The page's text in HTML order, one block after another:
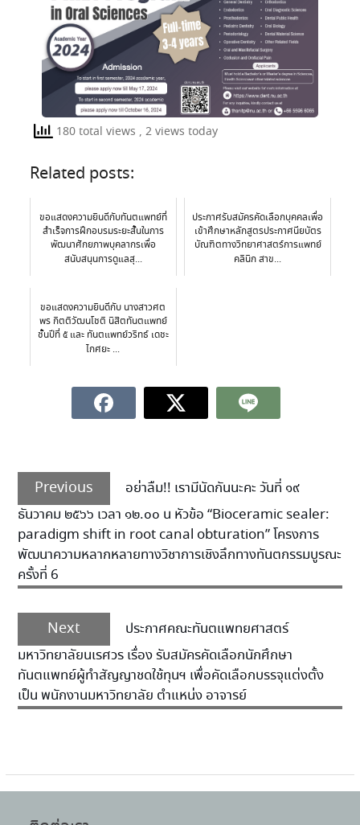
180 total views , 2 views today
Related posts:
ขอแสดงความยินดีกับทันตแพทย์ที่
สำเร็จการฝึกอบรมระยะสั้นในการ
พัฒนาศักยภาพบุคลากรเพื่อ
สนับสนุนการดูแลสุ...
ประกาศรับสมัครคัดเลือกบุคคลเพื่อ
เข้าศึกษาหลักสูตรประกาศนียบัตร
บัณฑิตทางวิทยาศาสตร์การแพทย์
คลินิก สาข...
ขอแสดงความยินดีกับ นางสาวศต
พร กิตติวัฒนโชติ นิสิตทันตแพทย์
ชั้นปีที่ ๕ และ ทันตแพทย์วริทธ์ เดชะ
ไกศยะ ...
Previous
อย่าลืม!! เรามีนัดกันนะคะ วันที่ ๑๙
ธันวาคม ๒๕๖๖ เวลา ๑๒.๐๐ น หัวข้อ “Bioceramic sealer:
paradigm shift in root canal obturation” โครงการ
พัฒนาความหลากหลายทางวิชาการเชิงลึกทางทันตกรรมบูรณะ
ครั้งที่ 6
Next
ประกาศคณะทันตแพทยศาสตร์
มหาวิทยาลัยนเรศวร เรื่อง รับสมัครคัดเลือกนักศึกษา
ทันตแพทย์ผู้ทำสัญญาชดใช้ทุนฯ เพื่อคัดเลือกบรรจุแต่งตั้ง
เป็น พนักงานมหาวิทยาลัย ตำแหน่ง อาจารย์